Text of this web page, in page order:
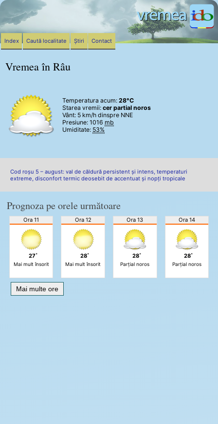
Vremea în Râu
Temperatura acum: 28°C
Starea vremii: cer partial noros
Vânt: 5 km/h dinspre NNE
Presiune: 1016 mb
Umiditate: 53%
Cod roșu 5 – august: val de căldură persistent și intens, temperaturi
extreme, disconfort termic deosebit de accentuat și nopți tropicale
Prognoza pe orele următoare
Ora 11
27˚
Mai mult însorit
Ora 12
28˚
Mai mult însorit
Ora 13
28˚
Parțial noros
Ora 14
28˚
Parțial noros
Mai multe ore
Index Caută localitate Știri Contact